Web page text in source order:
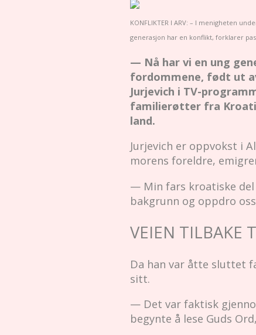
KONFLIKTER I ARV: – I menigheten
generasjon har en konflikt, forklarer
— Nå har vi en ung
fordommene, født ut
Jurjevich i TV-
familierøtter fra
land.
Jurjevich er oppvokst i
morens foreldre,
— Min fars kroatiske
bakgrunn og oppdro
VEIEN TILBAKE
Da han var åtte sluttet
sitt.
— Det var faktisk
begynte å lese Guds